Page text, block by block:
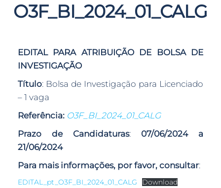
O3F_BI_2024_01_CALG
EDITAL PARA ATRIBUIÇÃO DE BOLSA DE
INVESTIGAÇÃO
Título: Bolsa de Investigação para Licenciado
– 1 vaga
Referência: O3F_BI_2024_01_CALG
Prazo de Candidaturas: 07/06/2024 a
21/06/2024
Para mais informações, por favor, consultar:
EDITAL_pt_O3F_BI_2024_01_CALG
Download